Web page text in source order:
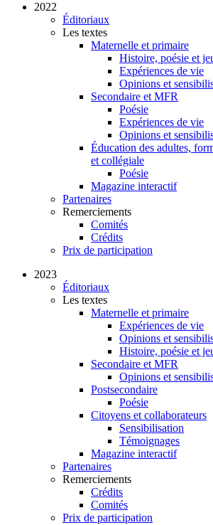
2022
Éditoriaux
Les textes
Maternelle et primaire
Histoire, poésie et
Expériences de vie
Opinions et
Secondaire et MFR
Poésie
Expériences de vie
Opinions et
Éducation des adultes,
et collégiale
Poésie
Magazine interactif
Partenaires
Remerciements
Comités
Crédits
Prix de participation
2023
Éditoriaux
Les textes
Maternelle et primaire
Expériences de vie
Opinions et
Histoire, poésie et
Secondaire et MFR
Opinions et
Postsecondaire
Poésie
Citoyens et collaborateurs
Sensibilisation
Témoignages
Magazine interactif
Partenaires
Remerciements
Crédits
Comités
Prix de participation